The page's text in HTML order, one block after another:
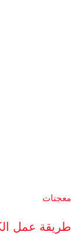
معجنات
طريقة عمل